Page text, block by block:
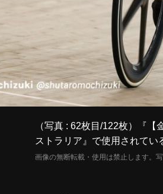
（写真 : 62枚目/122枚）『
ストラリア』で使用されてい
画像の無断転載・使用は禁止します。